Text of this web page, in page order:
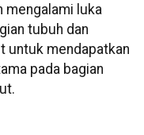
mengalami luka
tubuh dan
untuk mendapatkan
pada bagian